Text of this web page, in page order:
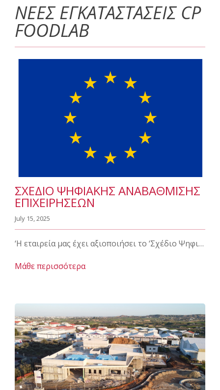
ΝΕΕΣ ΕΓΚΑΤΑΣΤΑΣΕΙΣ CP
FOODLAB
ΣΧΈΔΙΟ ΨΗΦΙΑΚΉΣ ΑΝΑΒΆΘΜΙΣΗΣ
ΕΠΙΧΕΙΡΉΣΕΩΝ
July 15, 2025
‘Η εταιρεία μας έχει αξιοποιήσει το ‘Σχέδιο Ψηφιακής Αναβάθμισης των Επιχειρήσεων’ (Προκήρυξη 2023) στα πλαίσια του Σχεδίου Ανάκαμψης και Ανθεκτικότητας 2021-2026.’
Μάθε περισσότερα